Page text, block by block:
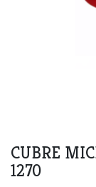
CUBRE
1270